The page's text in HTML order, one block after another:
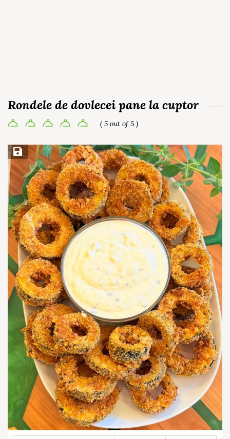
Rondele de dovlecei pane la cuptor
( 5 out of 5 )
Save Recipe